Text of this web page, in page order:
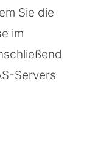
Sie die
im
Servers